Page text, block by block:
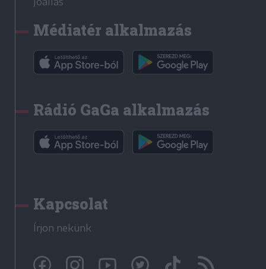
Médiatér alkalmazás
Rádió GaGa alkalmazás
Kapcsolat
Írjon nekünk